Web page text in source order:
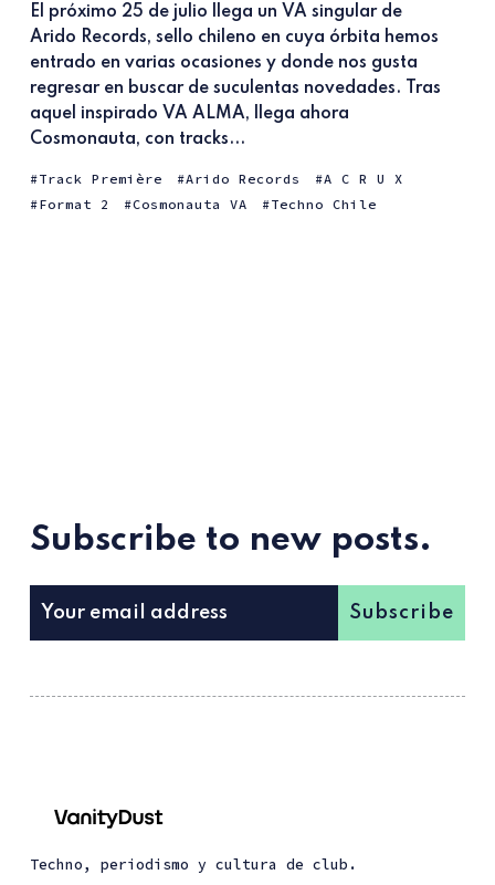
El próximo 25 de julio llega un VA singular de
Arido Records, sello chileno en cuya órbita hemos
entrado en varias ocasiones y donde nos gusta
regresar en buscar de suculentas novedades. Tras
aquel inspirado VA ALMA, llega ahora
Cosmonauta, con tracks...
Track Première Arido Records
A C R U X
Format 2
Cosmonauta VA Techno Chile
Subscribe to new posts.
Subscribe
Techno, periodismo y cultura de club.